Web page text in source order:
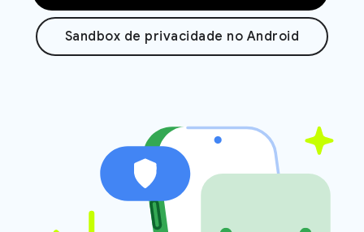
Sandbox de privacidade no Android